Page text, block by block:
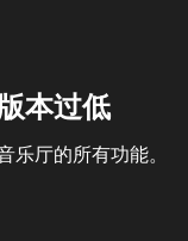
本过低
乐厅的所有功能。